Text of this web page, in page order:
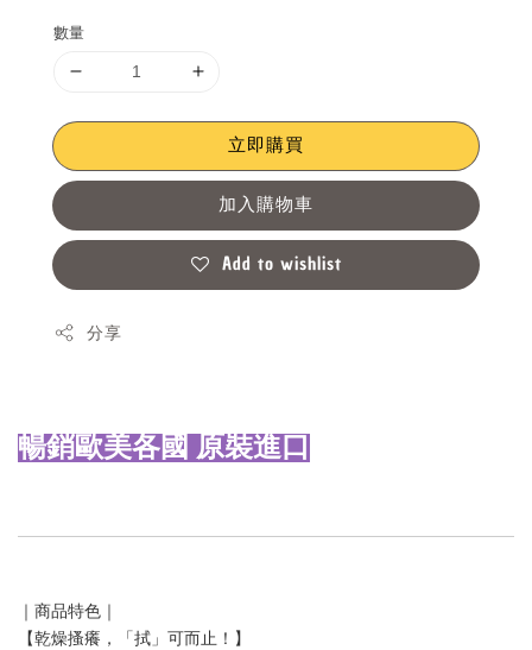
數量
立即購買
加入購物車
Add to wishlist
分享
暢銷歐美各國 原裝進口
｜商品特色｜
【乾燥搔癢，「拭」可而止！】